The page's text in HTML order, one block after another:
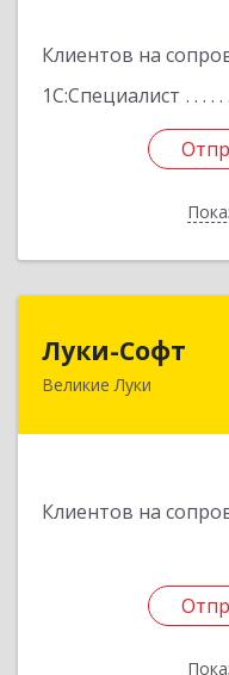
Клиентов на
1С:Специалист
Луки-Софт
Великие Луки
Клиентов на
182113,